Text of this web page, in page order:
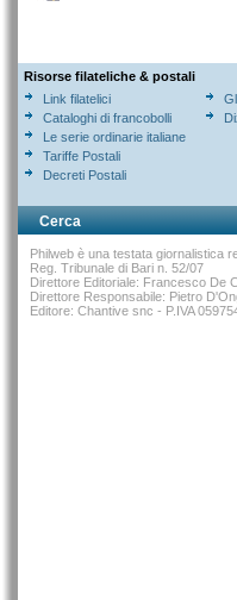
Risorse filateliche & postali
Link filatelici
Cataloghi di francobolli
Le serie ordinarie italiane
Tariffe Postali
Decreti Postali
Cerca
Philweb è una testata giornalistica
Reg. Tribunale di Bari n. 52/07
Direttore Editoriale: Francesco De
Direttore Responsabile: Pietro
Editore: Chantive snc - P.IVA